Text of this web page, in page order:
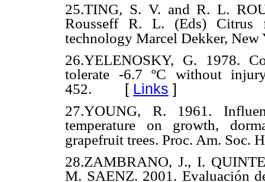
25.TING, S. V. and R. L.
Rousseff R. L. (Eds) Citrus
technology Marcel Dekker,
26.YELENOSKY, G. 1978.
tolerate -6.7 ºC without
452. [ Links ]
27.YOUNG, R. 1961.
temperature on growth,
grapefruit trees. Proc. Am. Soc.
28.ZAMBRANO, J., I.
M. SAENZ. 2001. Evaluación